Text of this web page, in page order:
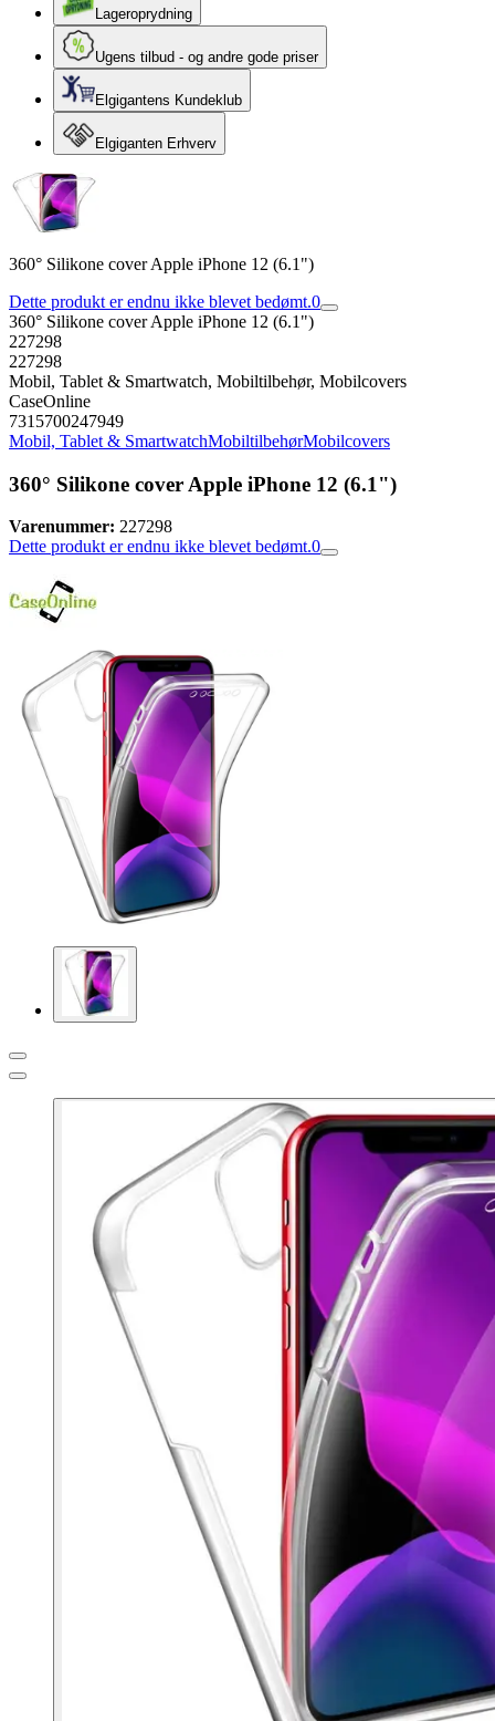
Lageroprydning
Ugens tilbud - og andre gode priser
Elgigantens Kundeklub
Elgiganten Erhverv
360° Silikone cover Apple iPhone 12 (6.1")
Dette produkt er endnu ikke blevet bedømt.0
360° Silikone cover Apple iPhone 12 (6.1")
227298
227298
Mobil, Tablet & Smartwatch, Mobiltilbehør, Mobilcovers
CaseOnline
7315700247949
Mobil, Tablet & SmartwatchMobiltilbehørMobilcovers
360° Silikone cover Apple iPhone 12 (6.1")
Varenummer: 227298
Dette produkt er endnu ikke blevet bedømt.0